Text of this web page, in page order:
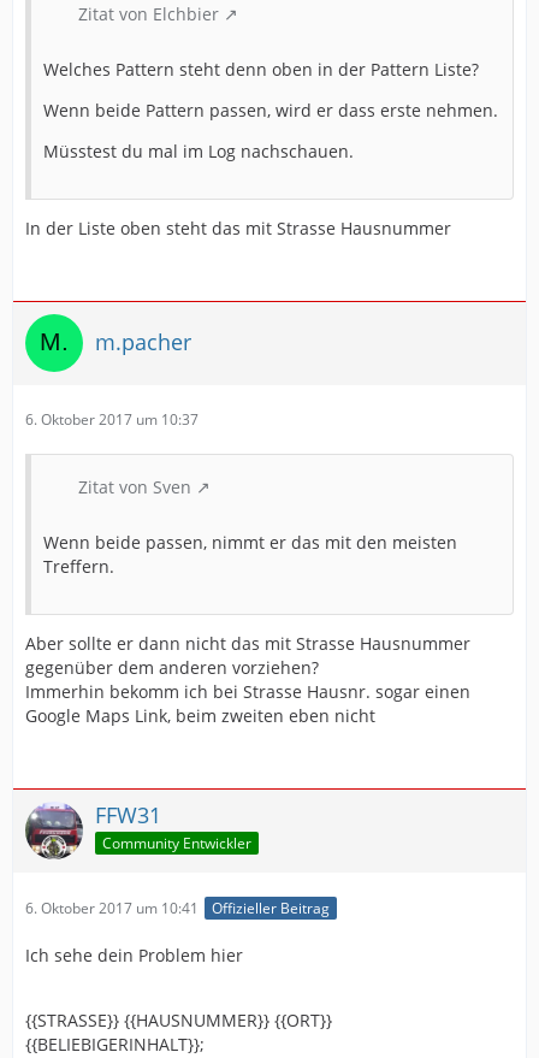
Zitat von Elchbier
Welches Pattern steht denn oben in der Pattern Liste?
Wenn beide Pattern passen, wird er dass erste nehmen.
Müsstest du mal im Log nachschauen.
In der Liste oben steht das mit Strasse Hausnummer
m.pacher
6. Oktober 2017 um 10:37
Zitat von Sven
Wenn beide passen, nimmt er das mit den meisten
Treffern.
Aber sollte er dann nicht das mit Strasse Hausnummer
gegenüber dem anderen vorziehen?
Immerhin bekomm ich bei Strasse Hausnr. sogar einen
Google Maps Link, beim zweiten eben nicht
FFW31
Community Entwickler
6. Oktober 2017 um 10:41 Offizieller Beitrag
Ich sehe dein Problem hier
{{STRASSE}} {{HAUSNUMMER}} {{ORT}}
{{BELIEBIGERINHALT}};